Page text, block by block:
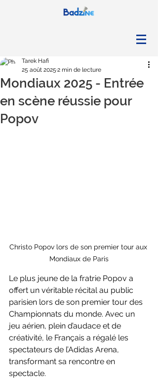
Mondiaux 2025 - Entrée
en scène réussie pour
Popov
Tarek Hafi
25 août 2025 2 min de lecture
Christo Popov lors de son premier tour aux
Mondiaux de Paris
Le plus jeune de la fratrie Popov a
offert un véritable récital au public
parisien lors de son premier tour des
Championnats du monde. Avec un
jeu aérien, plein d’audace et de
créativité, le Français a régalé les
spectateurs de l’Adidas Arena,
transformant sa rencontre en
spectacle.